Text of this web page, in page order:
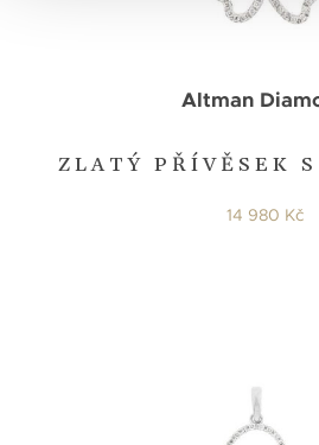
ZLATÝ PŘÍVĚSEK
Altman
14 980 Kč